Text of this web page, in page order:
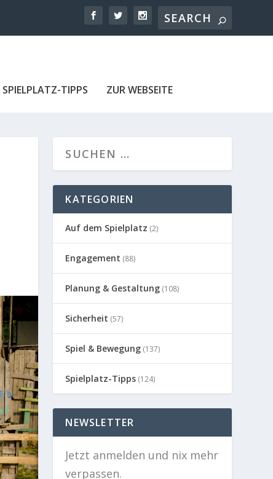
SPIELPLATZ-TIPPS ZUR WEBSEITE
KATEGORIEN
Auf dem Spielplatz (2)
Engagement (88)
Planung & Gestaltung (108)
Sicherheit (57)
Spiel & Bewegung (137)
Spielplatz-Tipps (124)
NEWSLETTER
Jetzt anmelden und nix mehr
verpassen.